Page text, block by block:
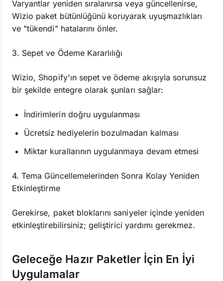
Varyantlar yeniden sıralanırsa veya güncellenirse,
Wizio paket bütünlüğünü koruyarak uyuşmazlıkları
ve "tükendi" hatalarını önler.
3. Sepet ve Ödeme Kararlılığı
Wizio, Shopify'ın sepet ve ödeme akışıyla sorunsuz
bir şekilde entegre olarak şunları sağlar:
İndirimlerin doğru uygulanması
Ücretsiz hediyelerin bozulmadan kalması
Miktar kurallarının uygulanmaya devam etmesi
4. Tema Güncellemelerinden Sonra Kolay Yeniden
Etkinleştirme
Gerekirse, paket bloklarını saniyeler içinde yeniden
etkinleştirebilirsiniz; geliştirici yardımı gerekmez.
Geleceğe Hazır Paketler İçin En İyi
Uygulamalar